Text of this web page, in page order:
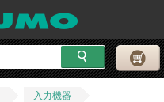
入力機器